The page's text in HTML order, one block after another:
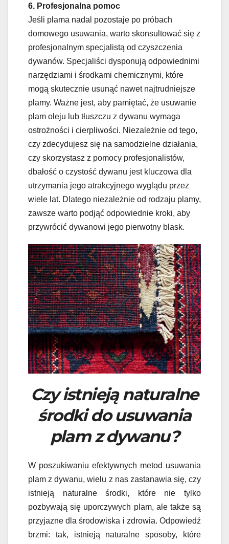
6. Profesjonalna pomoc
Jeśli plama nadal pozostaje po próbach
domowego usuwania, warto skonsultować się z
profesjonalnym specjalistą od czyszczenia
dywanów. Specjaliści dysponują odpowiednimi
narzędziami i środkami chemicznymi, które
mogą skutecznie usunąć nawet najtrudniejsze
plamy. Ważne jest, aby pamiętać, że usuwanie
plam oleju lub tłuszczu z dywanu wymaga
ostrożności i cierpliwości. Niezależnie od tego,
czy zdecydujesz się na samodzielne działania,
czy skorzystasz z pomocy profesjonalistów,
dbałość o czystość dywanu jest kluczowa dla
utrzymania jego atrakcyjnego wyglądu przez
wiele lat. Dlatego niezależnie od rodzaju plamy,
zawsze warto podjąć odpowiednie kroki, aby
przywrócić dywanowi jego pierwotny blask.
Czy istnieją naturalne
środki do usuwania
plam z dywanu?
W poszukiwaniu efektywnych metod usuwania
plam z dywanu, wielu z nas zastanawia się, czy
istnieją naturalne środki, które nie tylko
pozbywają się uporczywych plam, ale także są
przyjazne dla środowiska i zdrowia. Odpowiedź
brzmi: tak, istnieją naturalne sposoby, które